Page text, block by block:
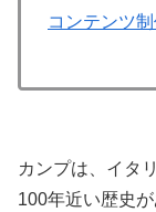
コンテンツ
カンプは、イタ
100年近い歴史が